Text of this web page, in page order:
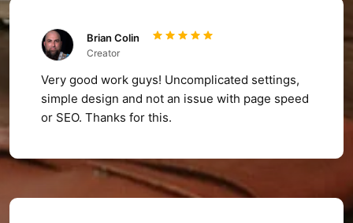
Brian Colin
Creator
Very good work guys! Uncomplicated settings,
simple design and not an issue with page speed
or SEO. Thanks for this.